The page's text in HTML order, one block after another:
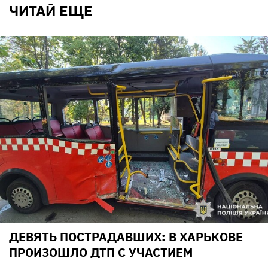
ЧИТАЙ ЕЩЕ
ДЕВЯТЬ ПОСТРАДАВШИХ: В ХАРЬКОВЕ
ПРОИЗОШЛО ДТП С УЧАСТИЕМ